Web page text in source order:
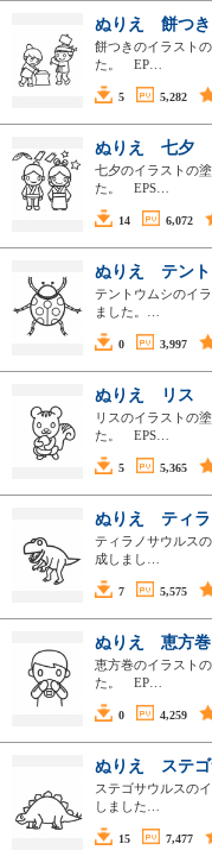
ぬりえ 餅つき
餅つきのイラスト
た。 EP…
5 5,282
ぬりえ 七夕
七夕のイラストの
た。 EPS…
14 6,072
ぬりえ テント
テントウムシのイ
ました。…
0 3,997
ぬりえ リス
リスのイラストの
た。 EPS…
5 5,365
ぬりえ ティラ
ティラノサウルス
成しまし…
7 5,575
ぬりえ 恵方巻
恵方巻のイラスト
た。 EP…
0 4,259
ぬりえ ステゴ
ステゴサウルスの
しました…
15 7,477